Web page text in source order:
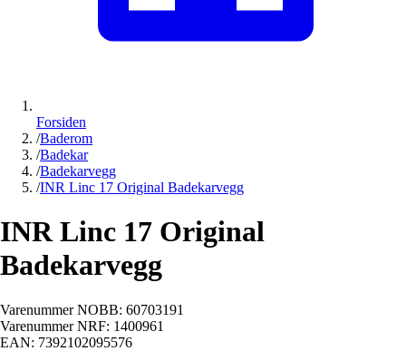
Forsiden
/Baderom
/Badekar
/Badekarvegg
/INR Linc 17 Original Badekarvegg
INR Linc 17 Original
Badekarvegg
Varenummer NOBB: 60703191
Varenummer NRF: 1400961
EAN: 7392102095576